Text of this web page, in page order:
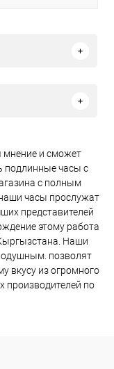
и сможет
подлинные часы с
с полным
часы прослужат
представителей
этому работа
Наши
позволят
вкусу из огромного
производителей по